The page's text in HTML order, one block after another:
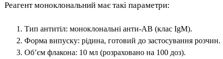
Реагент моноклональний має такі параметри:
Тип антитіл: моноклональні анти-АВ (клас IgM).
Форма випуску: рідина, готовий до застосування розчин.
Об’єм флакона: 10 мл (розраховано на 100 доз).